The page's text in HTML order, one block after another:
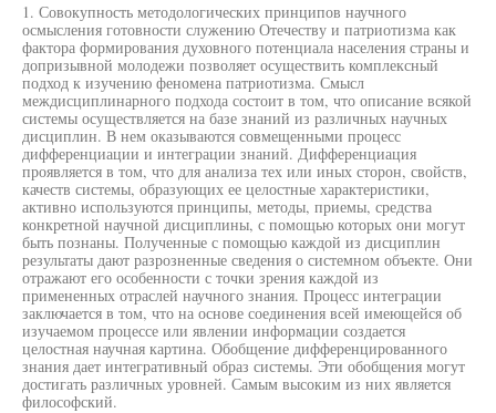
1. Совокупность методологических принципов научного
осмысления готовности служению Отечеству и патриотизма как
фактора формирования духовного потенциала населения страны и
допризывной молодежи позволяет осуществить комплексный
подход к изучению феномена патриотизма. Смысл
междисциплинарного подхода состоит в том, что описание всякой
системы осуществляется на базе знаний из различных научных
дисциплин. В нем оказываются совмещенными процесс
дифференциации и интеграции знаний. Дифференциация
проявляется в том, что для анализа тех или иных сторон, свойств,
качеств системы, образующих ее целостные характеристики,
активно используются принципы, методы, приемы, средства
конкретной научной дисциплины, с помощью которых они могут
быть познаны. Полученные с помощью каждой из дисциплин
результаты дают разрозненные сведения о системном объекте. Они
отражают его особенности с точки зрения каждой из
примененных отраслей научного знания. Процесс интеграции
заключается в том, что на основе соединения всей имеющейся об
изучаемом процессе или явлении информации создается
целостная научная картина. Обобщение дифференцированного
знания дает интегративный образ системы. Эти обобщения могут
достигать различных уровней. Самым высоким из них является
философский.